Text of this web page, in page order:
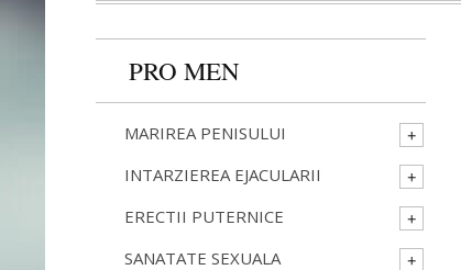
PRO MEN
MARIREA PENISULUI
INTARZIEREA EJACULARII
ERECTII PUTERNICE
SANATATE SEXUALA